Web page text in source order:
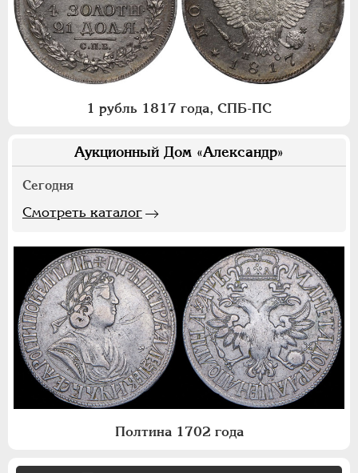
1 рубль 1817 года, СПБ-ПС
Аукционный Дом «Александр»
Сегодня
Смотреть каталог
Полтина 1702 года